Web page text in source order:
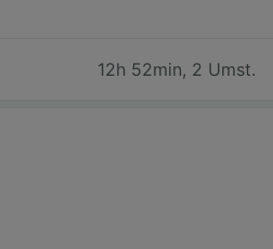
12h 52min, 2 Umst.